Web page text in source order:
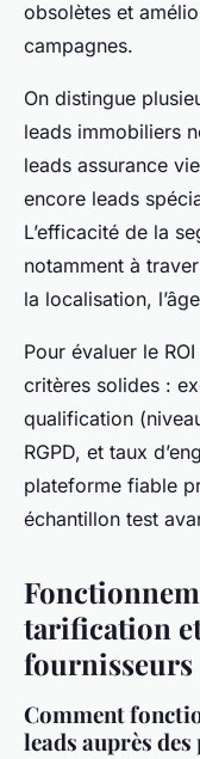
obsolètes et
campagnes.
On distingue
leads immobiliers
leads assurance
encore leads
L’efficacité de la
notamment à
la localisation,
Pour évaluer le
critères solides :
qualification
RGPD, et taux
plateforme fiable
échantillon test
tarification
fournisseurs
Comment
leads auprès